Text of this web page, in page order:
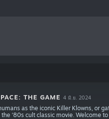
THE GAME 4 มิ.ย. 2024
as the iconic Killer Klowns, or
‘80s cult classic movie. Welcome